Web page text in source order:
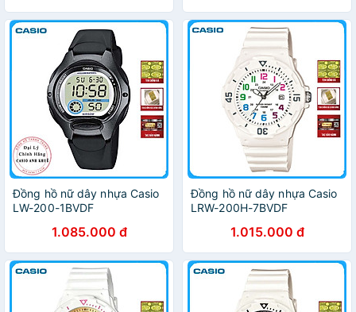
Đồng hồ nữ dây nhựa Casio
LW-200-1BVDF
1.085.000 đ
Đồng hồ nữ dây nhựa Casio
LRW-200H-7BVDF
1.015.000 đ